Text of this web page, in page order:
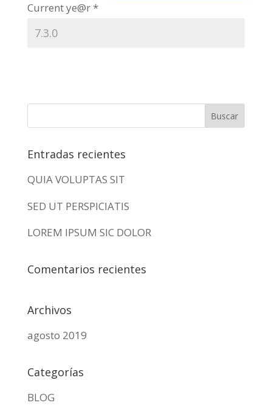
Current ye@r *
Entradas recientes
QUIA VOLUPTAS SIT
SED UT PERSPICIATIS
LOREM IPSUM SIC DOLOR
Comentarios recientes
Archivos
agosto 2019
Categorías
BLOG